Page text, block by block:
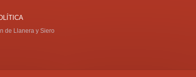
de Llanera y Siero